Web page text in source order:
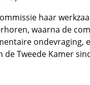
haar
waarna de
ondevraging,
Tweede Kamer